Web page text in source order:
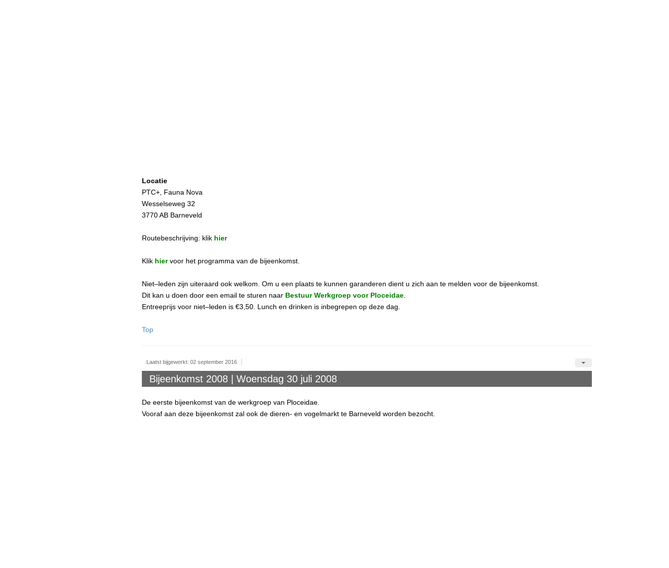
Locatie
PTC+, Fauna Nova
Wesselseweg 32
3770 AB Barneveld
Routebeschrijving: klik hier
Klik hiervoor het programma van de bijeenkomst.
Niet–leden zijn uiteraard ook welkom. Om u een plaats te kunnen garanderen dient u zich aan te melden voor de bijeenkomst.
Dit kan u doen door een email te sturen naar Bestuur Werkgroep voor Ploceidae.
Entreeprijs voor niet–leden is €3,50. Lunch en drinken is inbegrepen op deze dag.
Top
Laatst bijgewerkt: 02 september 2016
Bijeenkomst 2008 | Woensdag 30 juli 2008
De eerste bijeenkomst van de werkgroep van Ploceidae.
Vooraf aan deze bijeenkomst zal ook de dieren- en vogelmarkt te Barneveld worden bezocht.